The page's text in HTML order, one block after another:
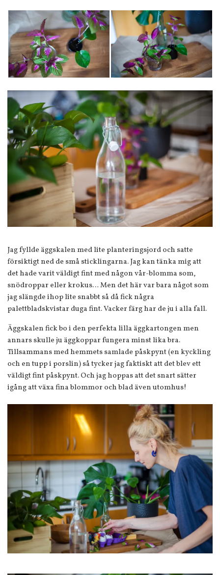
Jag fyllde äggskalen med lite planteringsjord och satte
försiktigt ned de små sticklingarna. Jag kan tänka mig att
det hade varit väldigt fint med någon vår-blomma som,
snödroppar eller krokus… Men det här var bara något som
jag slängde ihop lite snabbt så då fick några
palettbladskvistar duga fint. Vacker färg har de ju i alla fall.
Äggskalen fick bo i den perfekta lilla äggkartongen men
annars skulle ju äggkoppar fungera minst lika bra.
Tillsammans med hemmets samlade påskpynt (en kyckling
och en tupp i porslin) så tycker jag faktiskt att det blev ett
väldigt fint påskpynt. Och jag hoppas att det snart sätter
igång att växa fina blommor och blad även utomhus!